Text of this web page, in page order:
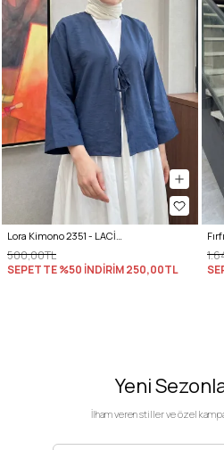
500,00TL
SEPETTE %50 İNDİRİM250,00TL
Yeni
İlham veren stiller ve özel